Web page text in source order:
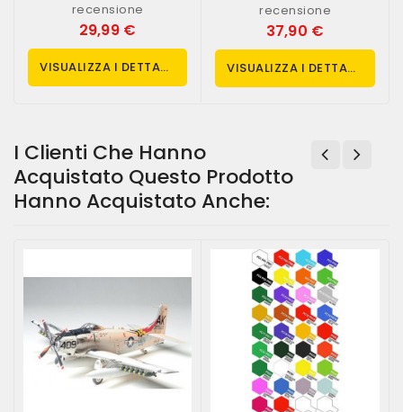
recensione
29,99 €
VISUALIZZA I DETTAGLI
recensione
37,90 €
VISUALIZZA I DETTAGLI
I Clienti Che Hanno
Acquistato Questo Prodotto
Hanno Acquistato Anche: